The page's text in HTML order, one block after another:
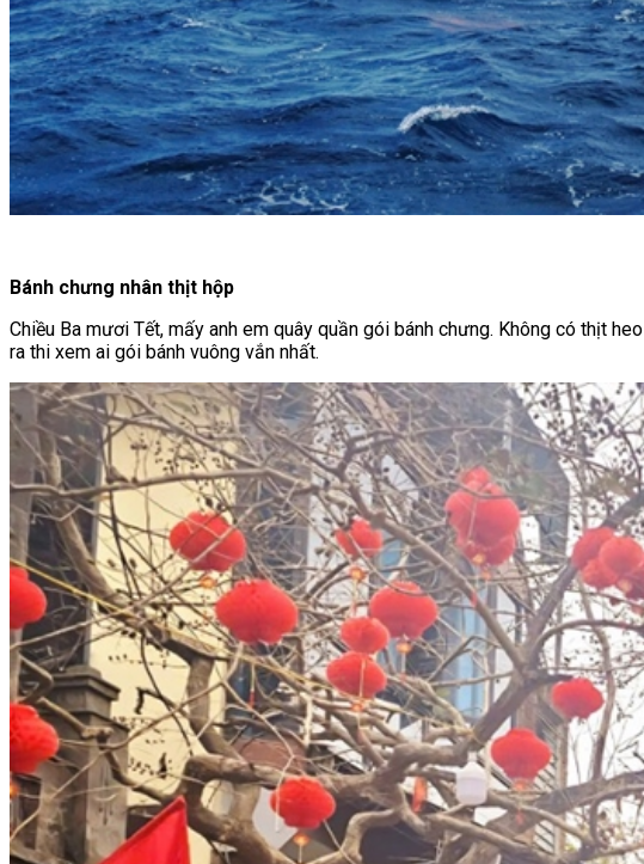
Bánh chưng nhân thịt hộp
Chiều Ba mươi Tết, mấy anh em quây quần gói bánh chưng. Không có thịt
ra thi xem ai gói bánh vuông vắn nhất.